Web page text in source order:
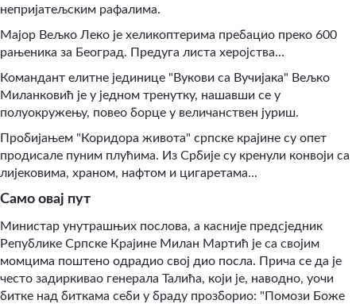
непријатељским рафалима.
Мајор Вељко Леко је хеликоптерима пребацио преко 600
рањеника за Београд. Предуга листа херојства...
Командант елитне јединице "Вукови са Вучијака" Вељко
Миланковић је у једном тренутку, нашавши се у
полуокружењу, повео борце у величанствен јуриш.
Пробијањем "Коридора живота" српске крајине су опет
продисале пуним плућима. Из Србије су кренули конвоји са
лијековима, храном, нафтом и цигаретама...
Само овај пут
Министар унутрашњих послова, а касније предсједник
Републике Српске Крајине Милан Мартић је са својим
момцима поштено одрадио свој дио посла. Прича се да је
често задиркивао генерала Талића, који је, наводно, уочи
битке над биткама себи у браду прозборио: "Помози Боже